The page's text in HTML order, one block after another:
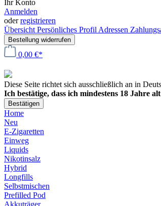
Ihr Konto
Anmelden
oderregistrieren
Übersicht Persönliches Profil Adressen
Bestellung widerrufen
0,00 €*
Diese Seite richtet sich ausschließlich an in
Ich bestätige, dass ich mindestens 18 Jahre
Bestätigen
Home
Neu
E-Zigaretten
Einweg
Liquids
Nikotinsalz
Hybrid
Longfills
Selbstmischen
Prefilled Pod